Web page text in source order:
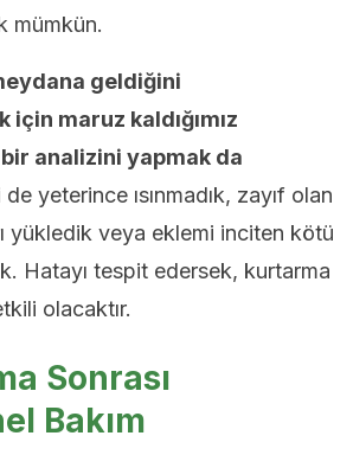
mümkün.
geldiğini
maruz kaldığımız
analizini yapmak da
yeterince ısınmadık, zayıf olan
yükledik veya eklemi inciten kötü
Hatayı tespit edersek, kurtarma
olacaktır.
Sonrası
Bakım